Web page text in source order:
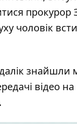
прокурор
чоловік
знайшли
відео на